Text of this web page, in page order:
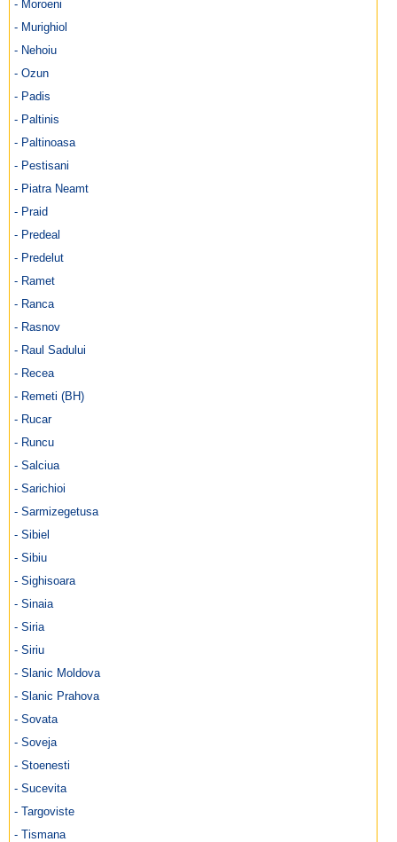
- Moroeni
- Murighiol
- Nehoiu
- Ozun
- Padis
- Paltinis
- Paltinoasa
- Pestisani
- Piatra Neamt
- Praid
- Predeal
- Predelut
- Ramet
- Ranca
- Rasnov
- Raul Sadului
- Recea
- Remeti (BH)
- Rucar
- Runcu
- Salciua
- Sarichioi
- Sarmizegetusa
- Sibiel
- Sibiu
- Sighisoara
- Sinaia
- Siria
- Siriu
- Slanic Moldova
- Slanic Prahova
- Sovata
- Soveja
- Stoenesti
- Sucevita
- Targoviste
- Tismana